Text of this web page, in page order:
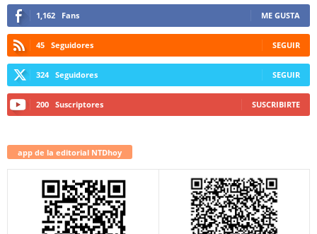
1,162 Fans ME GUSTA
45 Seguidores SEGUIR
324 Seguidores SEGUIR
200 Suscriptores SUSCRIBIRTE
app de la editorial NTDhoy